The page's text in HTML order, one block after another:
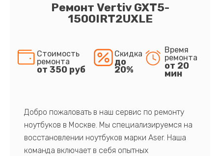
Ремонт Vertiv GXT5-
1500IRT2UXLE
Стоимость
ремонта
от 350 руб
Скидка
до
20%
Время
ремонта
от 20
мин
Добро пожаловать в наш сервис по ремонту
ноутбуков в Москве. Мы специализируемся на
восстановлении ноутбуков марки Aser. Наша
команда включает в себя опытных